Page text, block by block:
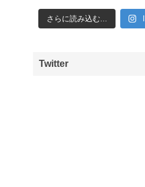
さらに読み込む...
Twitter